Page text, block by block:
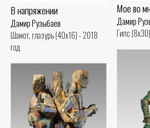
Мое во
Дамир
Гипс
В напряжении
Дамир Рузыбаев
Шамот, глазурь (40x16) - 2018
год